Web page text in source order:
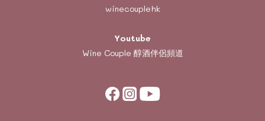
winecouplehk
Youtube
Wine Couple 醇酒伴侶頻道